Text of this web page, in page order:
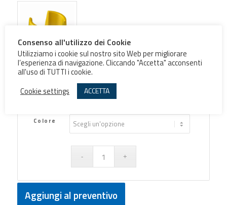
Protezione PRF
Colore
Aggiungi al preventivo
Consenso all'utilizzo dei Cookie
Utilizziamo i cookie sul nostro sito Web per migliorare
l’esperienza di navigazione. Cliccando "Accetta" acconsenti
all'uso di TUTTI i cookie.
Cookie settings
ACCETTA